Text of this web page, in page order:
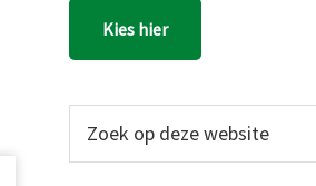
Kies hier